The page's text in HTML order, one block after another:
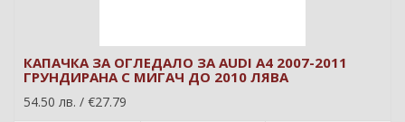
КАПАЧКА ЗА ОГЛЕДАЛО ЗА AUDI A4 2007-2011
ГРУНДИРАНА С МИГАЧ ДО 2010 ЛЯВА
54.50 лв. / €27.79